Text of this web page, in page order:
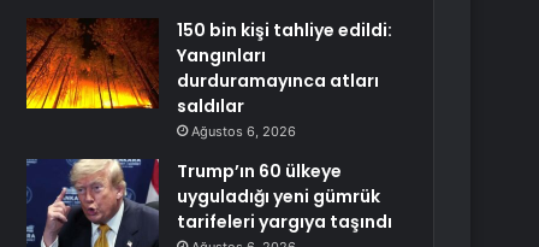
150 bin kişi tahliye edildi:
Yangınları
durduramayınca atları
saldılar
Ağustos 6, 2026
Trump’ın 60 ülkeye
uyguladığı yeni gümrük
tarifeleri yargıya taşındı